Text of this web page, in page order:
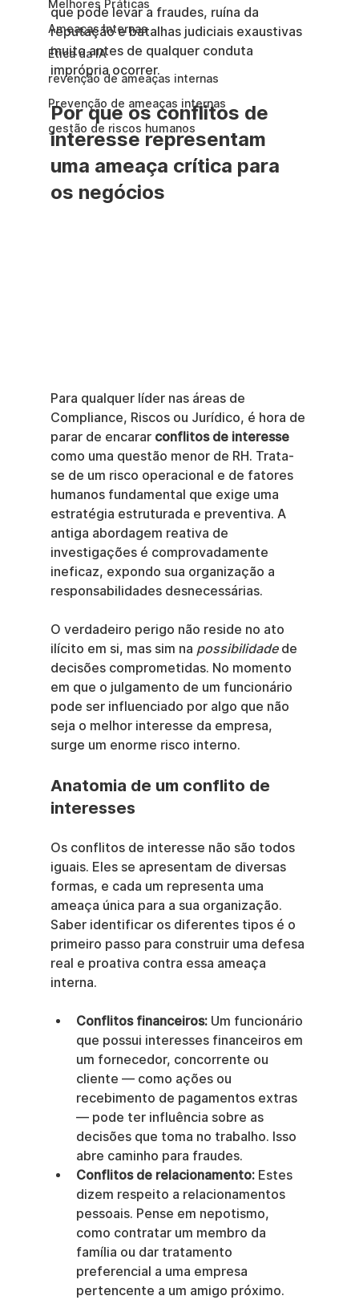
Melhores Práticas
Ameaças Internas
Ética da IA
revenção de ameaças internas
Prevenção de ameaças internas
gestão de riscos humanos
que pode levar a fraudes, ruína da
reputação e batalhas judiciais exaustivas
muito antes de qualquer conduta
imprópria ocorrer.
Por que os conflitos de
interesse representam
uma ameaça crítica para
os negócios
Para qualquer líder nas áreas de
Compliance, Riscos ou Jurídico, é hora de
parar de encarar conflitos de interesse
como uma questão menor de RH. Trata-
se de um risco operacional e de fatores
humanos fundamental que exige uma
estratégia estruturada e preventiva. A
antiga abordagem reativa de
investigações é comprovadamente
ineficaz, expondo sua organização a
responsabilidades desnecessárias.
O verdadeiro perigo não reside no ato
ilícito em si, mas sim na possibilidade de
decisões comprometidas. No momento
em que o julgamento de um funcionário
pode ser influenciado por algo que não
seja o melhor interesse da empresa,
surge um enorme risco interno.
Anatomia de um conflito de
interesses
Os conflitos de interesse não são todos
iguais. Eles se apresentam de diversas
formas, e cada um representa uma
ameaça única para a sua organização.
Saber identificar os diferentes tipos é o
primeiro passo para construir uma defesa
real e proativa contra essa ameaça
interna.
Conflitos financeiros: Um funcionário
que possui interesses financeiros em
um fornecedor, concorrente ou
cliente — como ações ou
recebimento de pagamentos extras
— pode ter influência sobre as
decisões que toma no trabalho. Isso
abre caminho para fraudes.
Conflitos de relacionamento: Estes
dizem respeito a relacionamentos
pessoais. Pense em nepotismo,
como contratar um membro da
família ou dar tratamento
preferencial a uma empresa
pertencente a um amigo próximo.